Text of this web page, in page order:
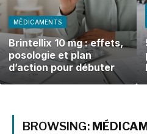
MÉDICAMENTS
Brintellix 10 mg : effets,
posologie et plan
d’action pour débuter
BROWSING: